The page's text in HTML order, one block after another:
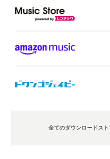
全てのダウンロードス